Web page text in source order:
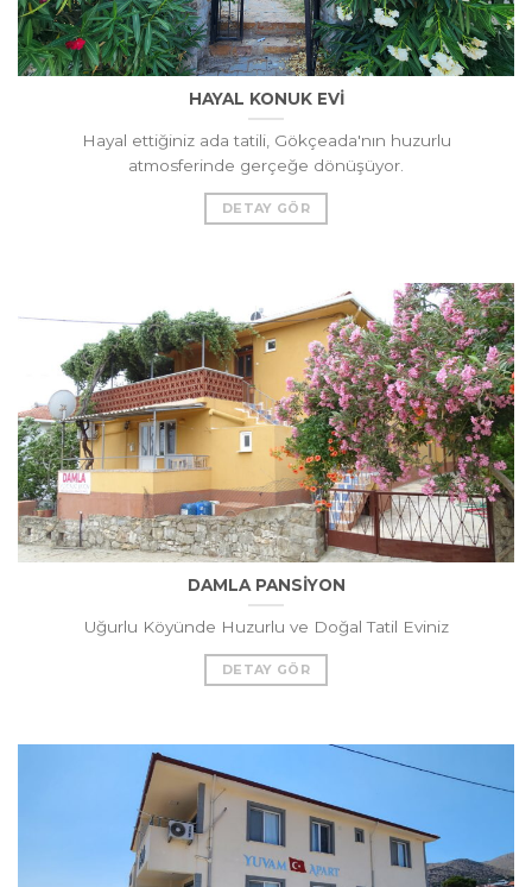
HAYAL KONUK EVİ
Hayal ettiğiniz ada tatili, Gökçeada'nın huzurlu
atmosferinde gerçeğe dönüşüyor.
DETAY GÖR
DAMLA PANSİYON
Uğurlu Köyünde Huzurlu ve Doğal Tatil Eviniz
DETAY GÖR